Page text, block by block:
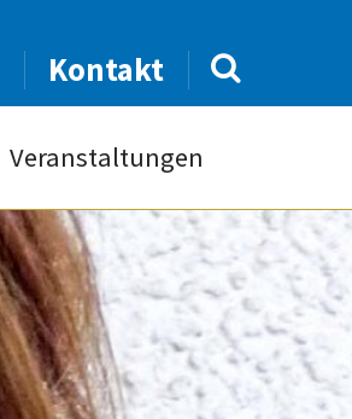
Kontakt
Veranstaltungen